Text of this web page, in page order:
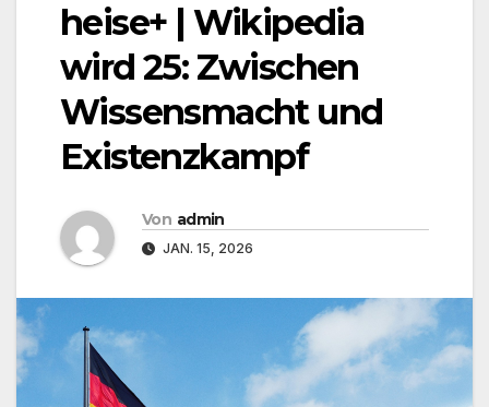
heise+ | Wikipedia
wird 25: Zwischen
Wissensmacht und
Existenzkampf
Von admin
JAN. 15, 2026